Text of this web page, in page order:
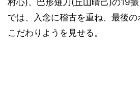
村心)、巴形薙刀(丘山晴己)の19
では、入念に稽古を重ね、最後
こだわりようを見せる。